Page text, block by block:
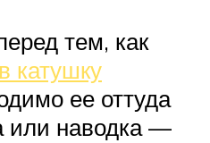
тем, как
катушку
ее оттуда
или наводка —